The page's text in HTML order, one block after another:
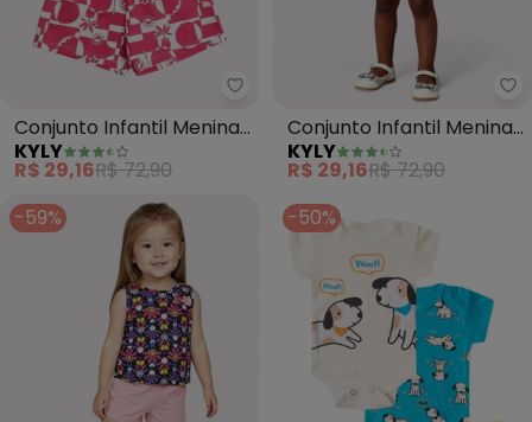
Kyly - Conjunto Infantil Menina
Conjunto Infantil Menina
Tropical (Azul)
KYLY
R$ 29,16R$ 72,90
Conjunto Infantil Menina
Ursinho (Azul Marinho)
KYLY
R$ 29,16R$ 72,90
-59%
-50%